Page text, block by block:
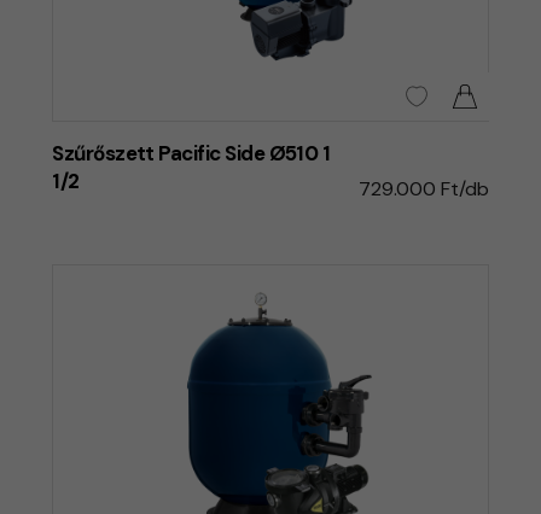
Szűrőszett Pacific Side Ø510 1
1/2
729.000 Ft/db